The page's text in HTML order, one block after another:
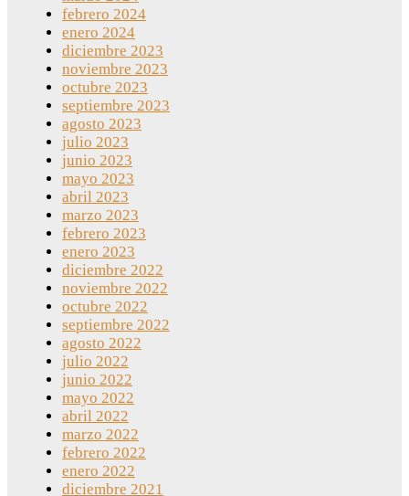
febrero 2024
enero 2024
diciembre 2023
noviembre 2023
octubre 2023
septiembre 2023
agosto 2023
julio 2023
junio 2023
mayo 2023
abril 2023
marzo 2023
febrero 2023
enero 2023
diciembre 2022
noviembre 2022
octubre 2022
septiembre 2022
agosto 2022
julio 2022
junio 2022
mayo 2022
abril 2022
marzo 2022
febrero 2022
enero 2022
diciembre 2021